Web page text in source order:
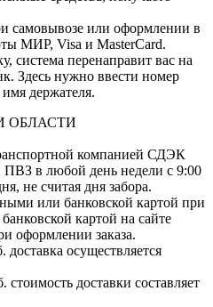
самовывозе или оформлении в
МИР, Visa и MasterCard.
система перенаправит вас на
Здесь нужно ввести номер
держателя.
ОБЛАСТИ
компанией СДЭК
ПВЗ в любой день недели с 9:00
не считая дня забора.
или банковской картой при
картой на сайте
оформлении заказа.
осуществляется
доставки составляет